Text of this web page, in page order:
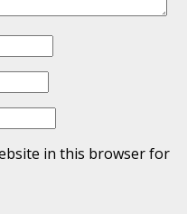
in this browser for